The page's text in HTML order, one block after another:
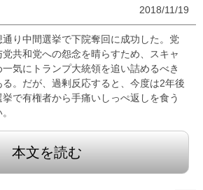
2018/11/19
り中間選挙で下院奪回に成功した。党
共和党への怨念を晴らすため、スキャ
気にトランプ大統領を追い詰めるべき
。だが、過剰反応すると、今度は2年後
で有権者から手痛いしっぺ返しを食う
本文を読む